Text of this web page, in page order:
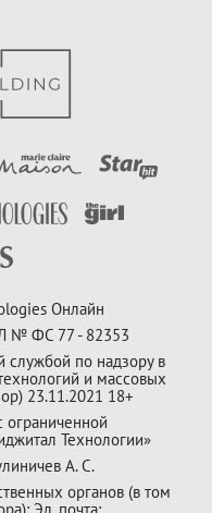
Онлайн
№ ФС 77 - 82353
службой по надзору в
и массовых
23.11.2021 18+
ограниченной
Технологии»
А. С.
органов (в том